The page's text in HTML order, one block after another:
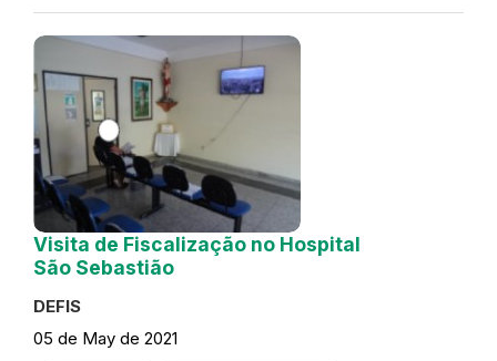
Visita de Fiscalização no Hospital
São Sebastião
DEFIS
05 de May de 2021